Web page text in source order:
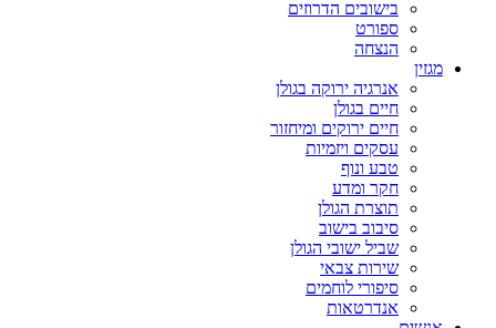
בישובים הדרוזים
ספורט
הנצחה
מגזין
אנרגיה ירוקה בגולן
חיים בגולן
חיים ירוקים ומיחזור
עסקים ויזמיות
טבע ונוף
חקר ומדע
תוצרת הגולן
סיבוב בישוב
שביל ישובי הגולן
שירות צבאי
סיפורי לוחמים
אנדרטאות